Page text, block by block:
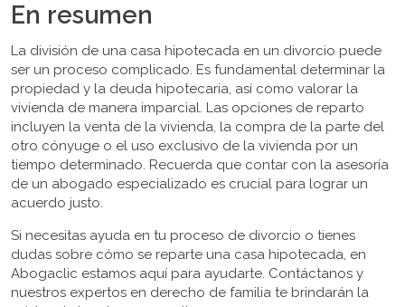
En resumen
La división de una casa hipotecada en un divorcio puede
ser un proceso complicado. Es fundamental determinar la
propiedad y la deuda hipotecaria, así como valorar la
vivienda de manera imparcial. Las opciones de reparto
incluyen la venta de la vivienda, la compra de la parte del
otro cónyuge o el uso exclusivo de la vivienda por un
tiempo determinado. Recuerda que contar con la asesoría
de un abogado especializado es crucial para lograr un
acuerdo justo.
Si necesitas ayuda en tu proceso de divorcio o tienes
dudas sobre cómo se reparte una casa hipotecada, en
Abogaclic estamos aquí para ayudarte. Contáctanos y
nuestros expertos en derecho de familia te brindarán la